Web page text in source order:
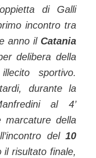
di Galli
incontro tra
anno il Catania
delibera della
sportivo.
durante la
al 4’
della
del 10
il risultato finale,